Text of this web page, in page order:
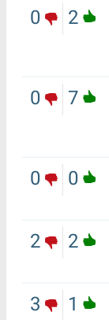
2
0
7
0
0
0
2
2
1
3